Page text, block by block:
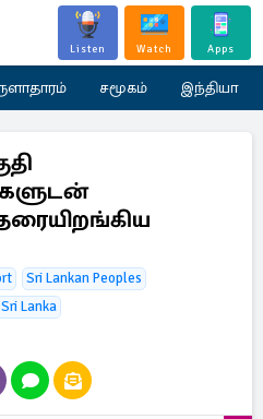
Listen Watch Apps
சமூகம் இந்தியா
Sri Lankan Peoples
Lanka